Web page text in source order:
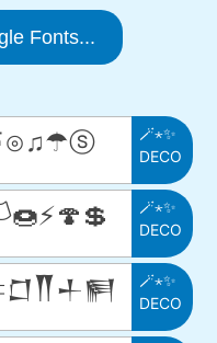
Squiggle Fonts...
🪄⋆✨
DECO
🪄⋆✨
DECO
🪄⋆✨
DECO